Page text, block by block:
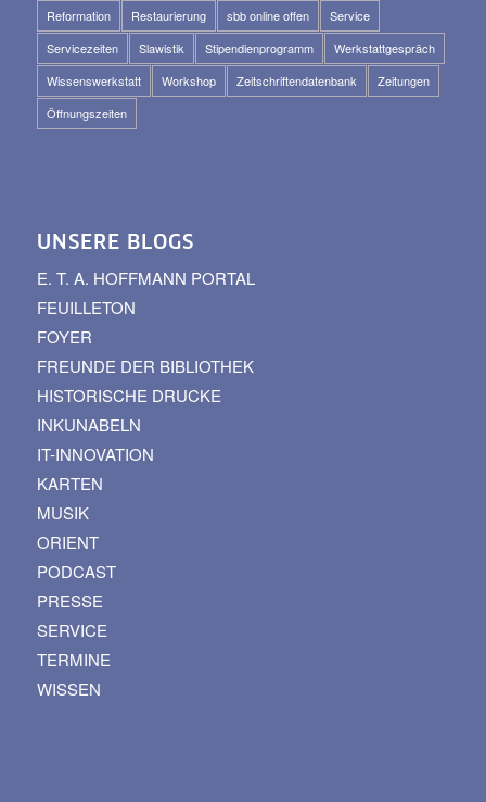
Reformation
Restaurierung sbb online offen
Service
Servicezeiten
Slawistik Stipendienprogramm
Werkstattgespräch
Wissenswerkstatt
Workshop Zeitschriftendatenbank
Zeitungen
Öffnungszeiten
UNSERE BLOGS
E. T. A. HOFFMANN PORTAL
FEUILLETON
FOYER
FREUNDE DER BIBLIOTHEK
HISTORISCHE DRUCKE
INKUNABELN
IT-INNOVATION
KARTEN
MUSIK
ORIENT
PODCAST
PRESSE
SERVICE
TERMINE
WISSEN